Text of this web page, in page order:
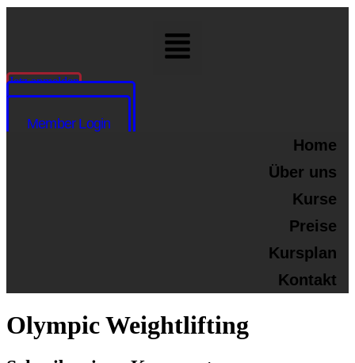
Menü
Jetz anmelden
Member Login
Member Login
Home
Über uns
Kurse
Preise
Kursplan
Kontakt
Olympic Weightlifting